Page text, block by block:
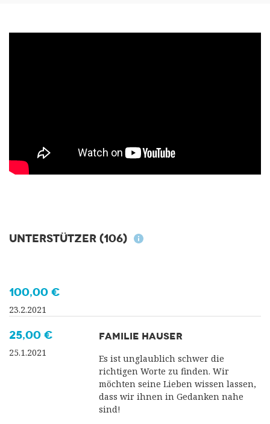
Unterstützer (106)
100,00 €
23.2.2021
25,00 €
25.1.2021
FAMILIE HAUSER
Es ist unglaublich schwer die
richtigen Worte zu finden. Wir
möchten seine Lieben wissen lassen,
dass wir ihnen in Gedanken nahe
sind!